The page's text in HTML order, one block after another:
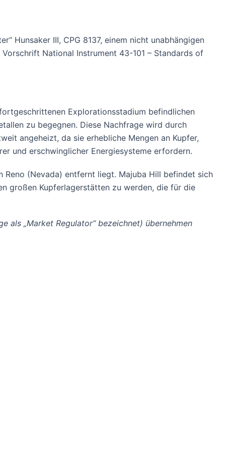
Hunsaker III, CPG 8137, einem nicht unabhängigen
National Instrument 43-101 – Standards of
Explorationsstadium befindlichen
zu begegnen. Diese Nachfrage wird durch
angeheizt, da sie erhebliche Mengen an Kupfer,
und erschwinglicher Energiesysteme erfordern.
(Nevada) entfernt liegt. Majuba Hill befindet sich
großen Kupferlagerstätten zu werden, die für die
als „Market Regulator“ bezeichnet) übernehmen